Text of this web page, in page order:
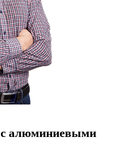
алюминиевыми